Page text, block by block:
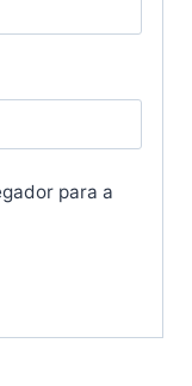
para a